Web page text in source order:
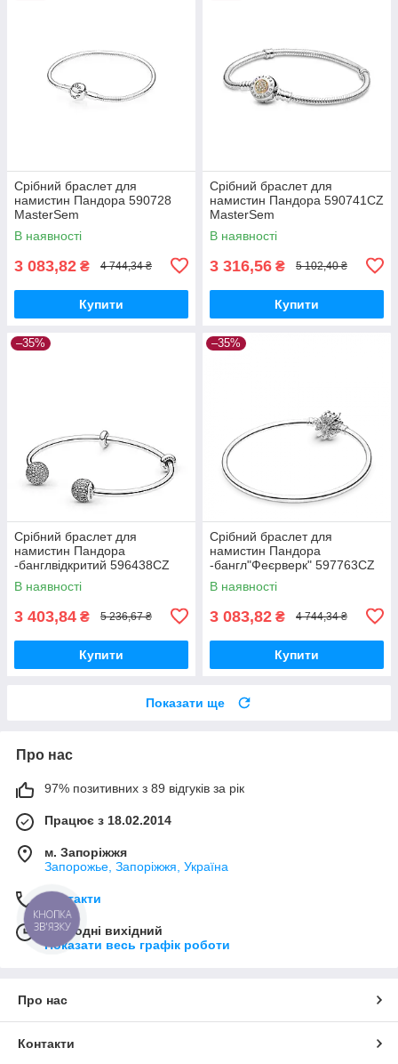
Срібний браслет для
намистин Пандора 590728
MasterSem
В наявності
3 083,82 ₴ 4 744,34 ₴
Купити
Срібний браслет для
намистин Пандора 590741CZ
MasterSem
В наявності
3 316,56 ₴ 5 102,40 ₴
Купити
–35%
Срібний браслет для
намистин Пандора
-банглвідкритий 596438CZ
MasterSem
В наявності
3 403,84 ₴ 5 236,67 ₴
Купити
–35%
Срібний браслет для
намистин Пандора
-бангл"Феєрверк" 597763CZ
MasterSem
В наявності
3 083,82 ₴ 4 744,34 ₴
Купити
Показати ще
Про нас
97% позитивних з 89 відгуків за рік
Працює з 18.02.2014
м. Запоріжжя
Запорожье, Запоріжжя, Україна
Контакти
Сьогодні вихідний
Показати весь графік роботи
Про нас
Контакти
КНОПКА
ЗВ'ЯЗКУ